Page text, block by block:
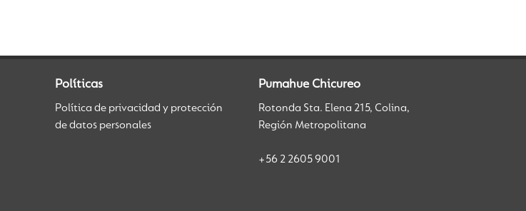
Políticas
Política de privacidad y protección
de datos personales
Pumahue Chicureo
Rotonda Sta. Elena 215, Colina,
Región Metropolitana
+56 2 2605 9001